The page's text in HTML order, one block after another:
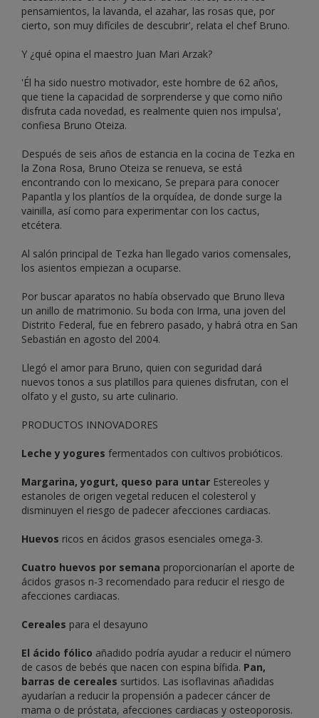
pensamientos, la lavanda, el azahar, las rosas que, por
cierto, son muy difíciles de descubrir', relata el chef Bruno.
Y ¿qué opina el maestro Juan Mari Arzak?
'Él ha sido nuestro motivador, este hombre de 62 años,
que tiene la capacidad de sorprenderse y que como niño
disfruta cada novedad, es realmente quien nos impulsa',
confiesa Bruno Oteiza.
Después de seis años de estancia en la cocina de Tezka en
la Zona Rosa, Bruno Oteiza se renueva, se está
encontrando con lo mexicano, Se prepara para conocer
Papantla y los plantíos de la orquídea, de donde surge la
vainilla, así como para experimentar con los cactus,
etcétera.
Al salón principal de Tezka han llegado varios comensales,
los asientos empiezan a ocuparse.
Por buscar aparatos no había observado que Bruno lleva
un anillo de matrimonio. Su boda con Irma, una joven del
Distrito Federal, fue en febrero pasado, y habrá otra en San
Sebastián en agosto del 2004.
Llegó el amor para Bruno, quien con seguridad dará
nuevos tonos a sus platillos para quienes disfrutan, con el
olfato y el gusto, su arte culinario.
PRODUCTOS INNOVADORES
Leche y yogures fermentados con cultivos probióticos.
Margarina, yogurt, queso para untar Estereoles y
estanoles de origen vegetal reducen el colesterol y
disminuyen el riesgo de padecer afecciones cardiacas.
Huevos ricos en ácidos grasos esenciales omega-3.
Cuatro huevos por semana proporcionarían el aporte de
ácidos grasos n-3 recomendado para reducir el riesgo de
afecciones cardiacas.
Cereales para el desayuno
El ácido fólico añadido podría ayudar a reducir el número
de casos de bebés que nacen con espina bífida. Pan,
barras de cereales surtidos. Las isoflavinas añadidas
ayudarían a reducir la propensión a padecer cáncer de
mama o de próstata, afecciones cardiacas y osteoporosis.